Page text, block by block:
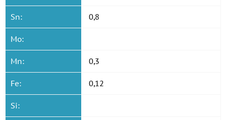
Sn: 0,8
Mo:
Mn: 0,3
Fe: 0,12
Si: